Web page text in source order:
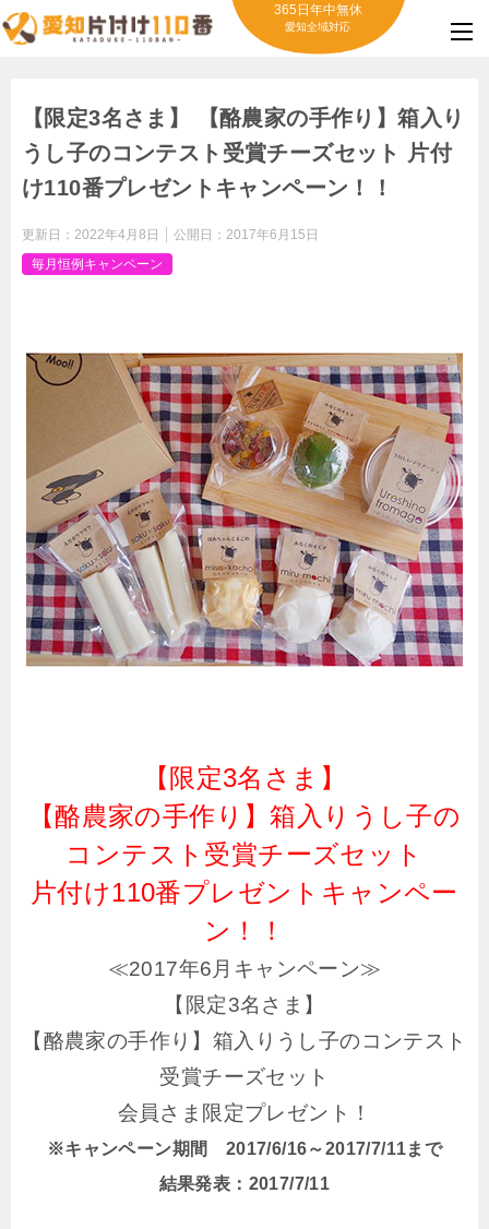
365日年中無休
愛知全域対応
【限定3名さま】 【酪農家の手作り】箱入り
うし子のコンテスト受賞チーズセット 片付
け110番プレゼントキャンペーン！！
更新日： 2022年4月8日 公開日： 2017年6月15日
毎月恒例キャンペーン
【限定3名さま】
【酪農家の手作り】箱入りうし子の
コンテスト受賞チーズセット
片付け110番プレゼントキャンペー
ン！！
≪2017年6月キャンペーン≫
【限定3名さま】
【酪農家の手作り】箱入りうし子のコンテスト
受賞チーズセット
会員さま限定プレゼント！
※キャンペーン期間 2017/6/16～2017/7/11まで
結果発表：2017/7/11